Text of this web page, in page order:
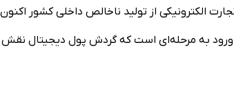
ورود به مرحله‌ای است که گردش پول دیجیتال نقش